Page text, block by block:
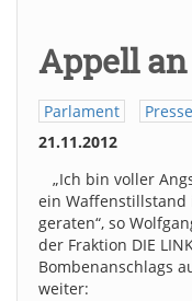
Appell
Parlament
21.11.2012
„Ich bin voller
ein Waffenstillstand
geraten“, so
der Fraktion DIE
Bombenanschlags
weiter: